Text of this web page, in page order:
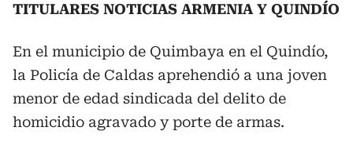
TITULARES NOTICIAS ARMENIA Y QUINDÍO
En el municipio de Quimbaya en el Quindío,
la Policía de Caldas aprehendió a una joven
menor de edad sindicada del delito de
homicidio agravado y porte de armas.